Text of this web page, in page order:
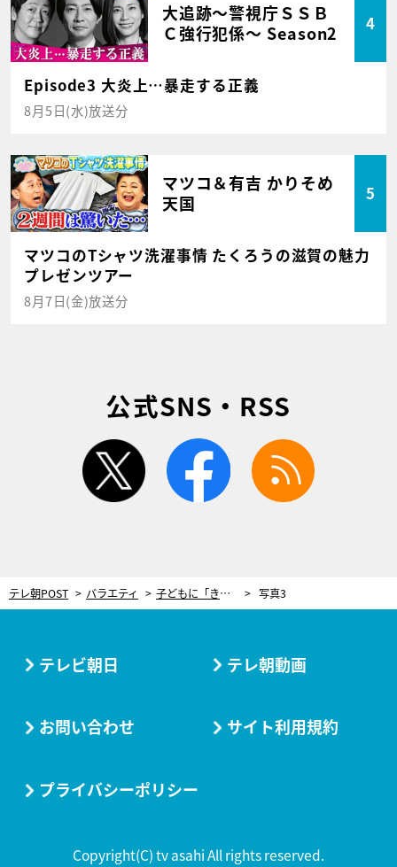
大追跡～警視庁ＳＳＢ
Ｃ強行犯係～ Season2
4
Episode3 大炎上…暴走する正義
8月5日(水)放送分
マツコ＆有吉 かりそめ
天国
5
マツコのTシャツ洗濯事情 たくろうの滋賀の魅力
プレゼンツアー
8月7日(金)放送分
公式SNS・RSS
twitter facebook
テレ朝POST バラエティ 子どもに「きょうだいがほしい」と言われたときどうする？釈由美子「図書館で…」と経験語る 写真3
テレビ朝日 テレ朝動画
お問い合わせ サイト利用規約
プライバシーポリシー
Copyright(C) tv asahi All rights reserved.